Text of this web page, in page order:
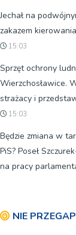
Jechał na
zakazem
15:03
Sprzęt ochrony
Wierzchosławice.
strażacy i
15:03
Będzie zmiana w
PiS? Poseł
na pracy
NIE PRZEGAP